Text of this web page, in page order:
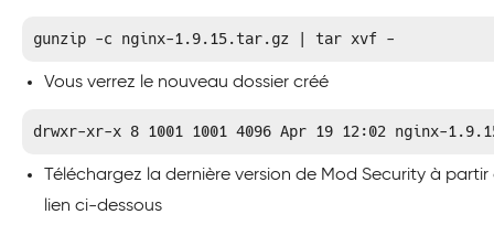
gunzip -c nginx-1.9.15.tar.gz | tar xvf -
Vous verrez le nouveau dossier créé
drwxr-xr-x 8 1001 1001 4096 Apr 19 12:02 nginx-
Téléchargez la dernière version de Mod Security à partir
lien ci-dessous